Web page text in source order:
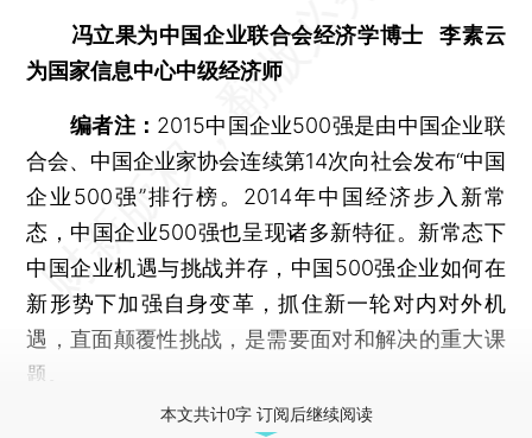
冯立果为中国企业联合会经济学博士 李素云
为国家信息中心中级经济师
编者注： 2015中国企业500强是由中国企业联
合会、中国企业家协会连续第14次向社会发布“中国
企业500强”排行榜。2014年中国经济步入新常
态，中国企业500强也呈现诸多新特征。新常态下
中国企业机遇与挑战并存，中国500强企业如何在
新形势下加强自身变革，抓住新一轮对内对外机
遇，直面颠覆性挑战，是需要面对和解决的重大课
题。
本文共计0字 订阅后继续阅读